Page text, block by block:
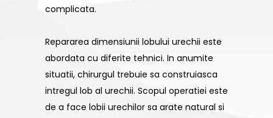
complicata.
Repararea dimensiunii lobului urechii este
abordata cu diferite tehnici. In anumite
situatii, chirurgul trebuie sa construiasca
intregul lob al urechii. Scopul operatiei este
de a face lobii urechilor sa arate natural si